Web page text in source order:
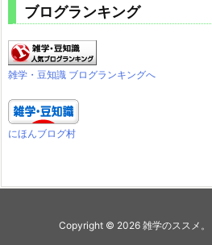
ブログランキング
雑学・豆知識 ブログランキングへ
にほんブログ村
Copyright © 2026 雑学のススメ。